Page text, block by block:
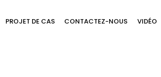
PROJET DE CAS CONTACTEZ-NOUS VIDÉO